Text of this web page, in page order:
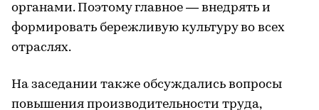
органами. Поэтому главное — внедрять и
формировать бережливую культуру во всех
отраслях.
На заседании также обсуждались вопросы
повышения производительности труда,